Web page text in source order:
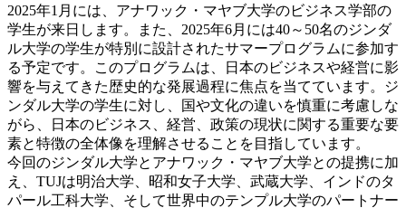
2025年1月には、アナワック・マヤブ大学のビジネス学部の
学生が来日します。また、2025年6月には40～50名のジンダ
ル大学の学生が特別に設計されたサマープログラムに参加す
る予定です。このプログラムは、日本のビジネスや経営に影
響を与えてきた歴史的な発展過程に焦点を当てています。ジ
ンダル大学の学生に対し、国や文化の違いを慎重に考慮しな
がら、日本のビジネス、経営、政策の現状に関する重要な要
素と特徴の全体像を理解させることを目指しています。
今回のジンダル大学とアナワック・マヤブ大学との提携に加
え、TUJは明治大学、昭和女子大学、武蔵大学、インドのタ
パール工科大学、そして世界中のテンプル大学のパートナー